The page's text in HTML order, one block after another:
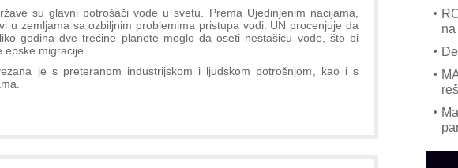
su glavni potrošači vode u svetu. Prema Ujedinjenim nacijama,
u zemljama sa ozbiljnim problemima pristupa vodi. UN procenjuje da
godina dve trećine planete moglo da oseti nestašicu vode, što bi
epske migracije.
je s preteranom industrijskom i ljudskom potrošnjom, kao i s